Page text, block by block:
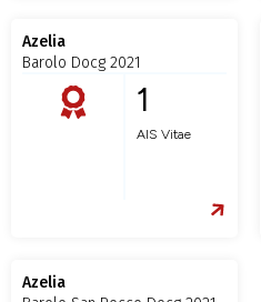
Azelia
Barolo Docg 2021
1
AIS Vitae
Azelia